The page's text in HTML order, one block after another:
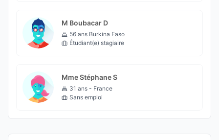
M Boubacar D
56 ans Burkina Faso
Étudiant(e) stagiaire
Mme Stéphane S
31 ans - France
Sans emploi